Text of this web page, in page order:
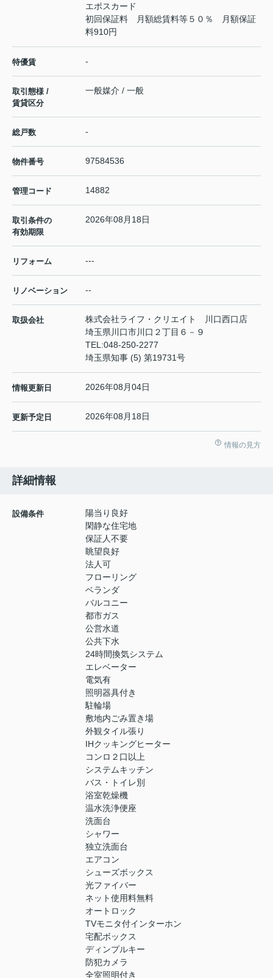
エポスカード
初回保証料 月額総賃料等５０％ 月額保証
料910円
特優賃 -
取引態様 /
賃貸区分
一般媒介 / 一般
総戸数 -
物件番号 97584536
管理コード 14882
取引条件の
有効期限
2026年08月18日
リフォーム ---
リノベーション --
取扱会社
株式会社ライフ・クリエイト 川口西口店
埼玉県川口市川口２丁目６－９
TEL:048-250-2277
埼玉県知事 (5) 第19731号
情報更新日 2026年08月04日
更新予定日 2026年08月18日
情報の見方
詳細情報
設備条件
陽当り良好
閑静な住宅地
保証人不要
眺望良好
法人可
フローリング
ベランダ
バルコニー
都市ガス
公営水道
公共下水
24時間換気システム
エレベーター
電気有
照明器具付き
駐輪場
敷地内ごみ置き場
外観タイル張り
IHクッキングヒーター
コンロ２口以上
システムキッチン
バス・トイレ別
浴室乾燥機
温水洗浄便座
洗面台
シャワー
独立洗面台
エアコン
シューズボックス
光ファイバー
ネット使用料無料
オートロック
TVモニタ付インターホン
宅配ボックス
ディンプルキー
防犯カメラ
全室照明付き